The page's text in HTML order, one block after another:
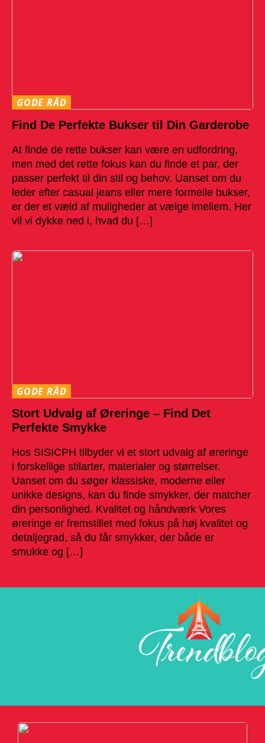
GODE RÅD
Find De Perfekte Bukser til Din Garderobe
At finde de rette bukser kan være en udfordring,
men med det rette fokus kan du finde et par, der
passer perfekt til din stil og behov. Uanset om du
leder efter casual jeans eller mere formelle bukser,
er der et væld af muligheder at vælge imellem. Her
vil vi dykke ned i, hvad du […]
GODE RÅD
Stort Udvalg af Øreringe – Find Det
Perfekte Smykke
Hos SISICPH tilbyder vi et stort udvalg af øreringe
i forskellige stilarter, materialer og størrelser.
Uanset om du søger klassiske, moderne eller
unikke designs, kan du finde smykker, der matcher
din personlighed. Kvalitet og håndværk Vores
øreringe er fremstillet med fokus på høj kvalitet og
detaljegrad, så du får smykker, der både er
smukke og […]